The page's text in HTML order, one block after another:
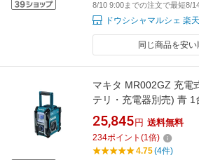
8/10 9:00までの注文で最短8/
ドウシシャマルシェ 楽
同じ商品を安
マキタ MR002GZ 充電
テリ・充電器別売) 青 1
25,845 円 送料無料
234ポイント (1倍)
4.75(4件)